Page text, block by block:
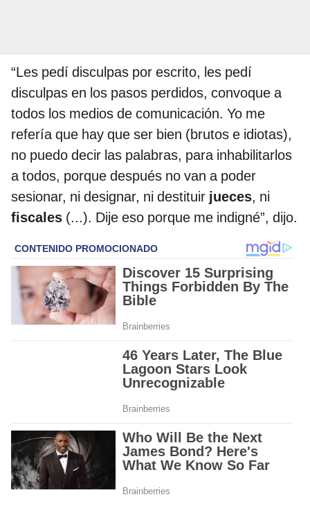
“Les pedí disculpas por escrito, les pedí
disculpas en los pasos perdidos, convoque a
todos los medios de comunicación. Yo me
refería que hay que ser bien (brutos e idiotas),
no puedo decir las palabras, para inhabilitarlos
a todos, porque después no van a poder
sesionar, ni designar, ni destituir jueces, ni
fiscales (...). Dije eso porque me indigné”, dijo.